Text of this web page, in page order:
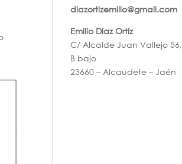
diazortizemilio@gmail.com
Emilio Diaz Ortiz
C/ Alcalde Juan Vallejo 56,
B bajo
23660 – Alcaudete – Jaén